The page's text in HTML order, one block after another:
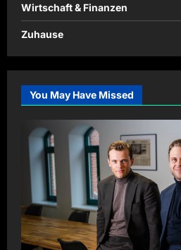
Wirtschaft & Finanzen
Zuhause
You May Have Missed